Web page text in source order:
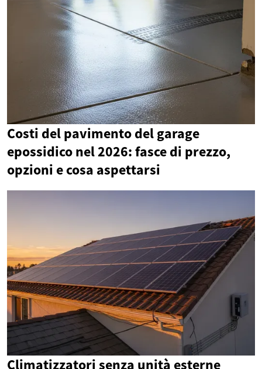
Costi del pavimento del garage
epossidico nel 2026: fasce di prezzo,
opzioni e cosa aspettarsi
Climatizzatori senza unità esterne